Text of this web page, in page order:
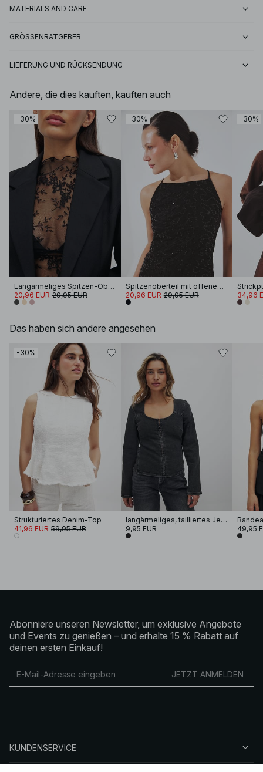
MATERIALS AND CARE
GRÖSSENRATGEBER
LIEFERUNG UND RÜCKSENDUNG
Andere, die dies kauften, kauften auch
-30%
Langärmeliges Spitzen-Oberteil
20,96 EUR 29,95 EUR
-30%
Spitzenoberteil mit offenem Rücken
20,96 EUR 29,95 EUR
-30%
34,96
Das haben sich andere angesehen
-30%
Strukturiertes Denim-Top
41,96 EUR 59,95 EUR
langärmeliges, tailliertes Jeans-Oberteil
9,95 EUR
49,95
Abonniere unseren Newsletter, um exklusive Angebote
und Events zu genießen – und erhalte 15 % Rabatt auf
deinen ersten Einkauf!
JETZT ANMELDEN
KUNDENSERVICE